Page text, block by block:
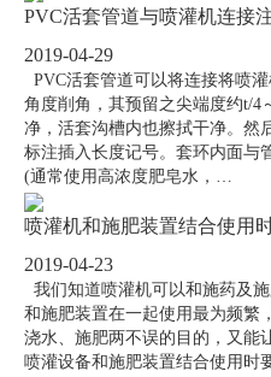
PVC活套管道与喷灌机连接
2019-04-29
PVC活套管道可以将连接将喷
角度削角，其预留之尖端度约t/4
净，活套沟槽内也擦拭干净。然
标注插入长度记号。套环内面与
(通常使用高浓度肥皂水，…
喷灌机和施肥装置结合使用
2019-04-23
我们知道喷灌机可以和施药及
和施肥装置在一起使用最为频繁
浇水、施肥两不误的目的，又能
喷灌设备和施肥装置结合使用时